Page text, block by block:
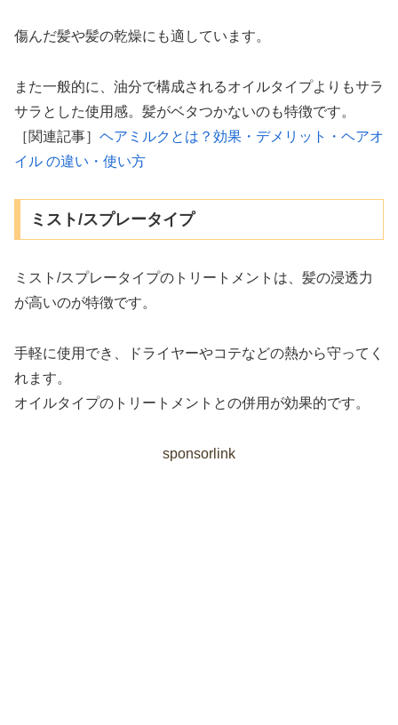
傷んだ髪や髪の乾燥にも適しています。
また一般的に、油分で構成されるオイルタイプよりもサラ
サラとした使用感。髪がベタつかないのも特徴です。
［関連記事］ ヘアミルクとは？効果・デメリット・ヘアオ
イル の違い・使い方
ミスト/スプレータイプ
ミスト/スプレータイプのトリートメントは、髪の浸透力
が高いのが特徴です。
手軽に使用でき、ドライヤーやコテなどの熱から守ってく
れます。
オイルタイプのトリートメントとの併用が効果的です。
sponsorlink